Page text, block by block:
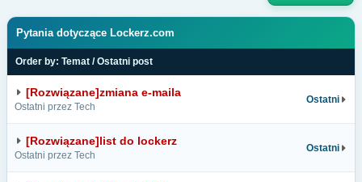
Pytania dotyczące Lockerz.com
Order by: Temat /Ostatni post
[Rozwiązane]zmiana e-maila
Ostatni przez Tech
Ostatni
[Rozwiązane]list do lockerz
Ostatni przez Tech
Ostatni